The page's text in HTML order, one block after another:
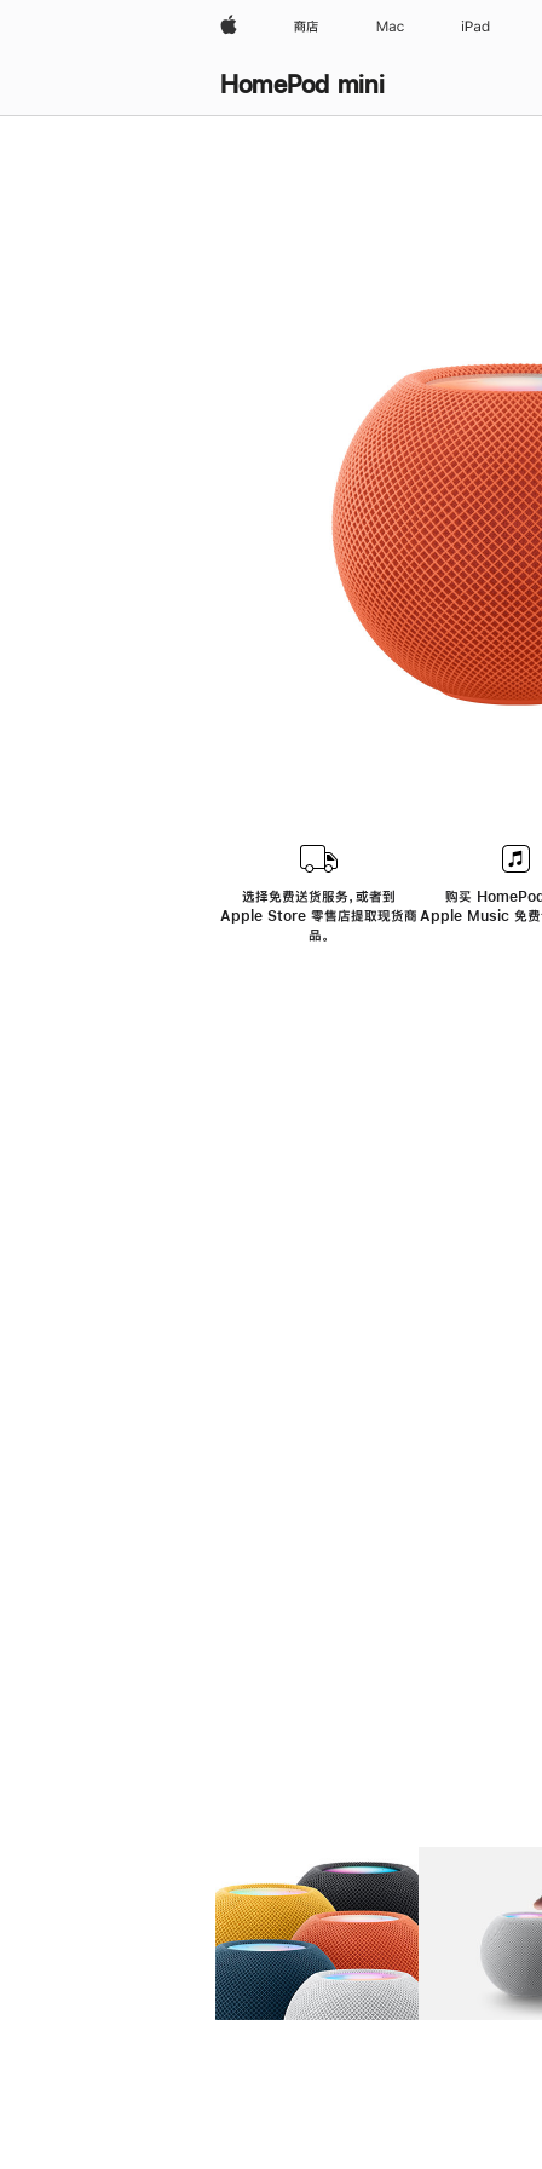
Apple 商店 Mac iPad
HomePod mini
选择免费送货服务，或者到
Apple Store 零售店提取现货商
品。
购买
Apple Music 免费
图库 图像 1